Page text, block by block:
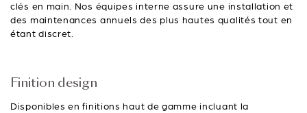
clés en main. Nos équipes interne assure une installation et
des maintenances annuels des plus hautes qualités tout en
étant discret.
Finition design
Disponibles en finitions haut de gamme incluant la